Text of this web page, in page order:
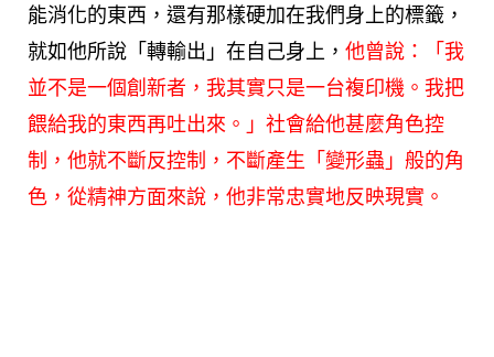
能消化的東西，還有那樣硬加在我們身上的標籤，
就如他所說「轉輸出」在自己身上， 他曾說：「我
並不是一個創新者，我其實只是一台複印機。我把
餵給我的東西再吐出來。」社會給他甚麼角色控
制，他就不斷反控制，不斷產生「變形蟲」般的角
色，從精神方面來說，他非常忠實地反映現實。